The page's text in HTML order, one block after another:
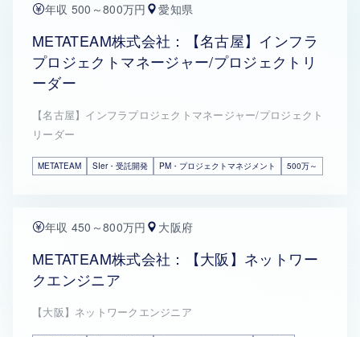
年収 500～800万円 愛知県
METATEAM株式会社：【名古屋】インフラ
プロジェクトマネージャー/プロジェクトリ
ーダー
【名古屋】インフラプロジェクトマネージャー/プロジェクト
リーダー
METATEAM SIer・受託開発 PM・プロジェクトマネジメント 500万～
年収 450～800万円 大阪府
METATEAM株式会社：【大阪】ネットワー
クエンジニア
【大阪】ネットワークエンジニア